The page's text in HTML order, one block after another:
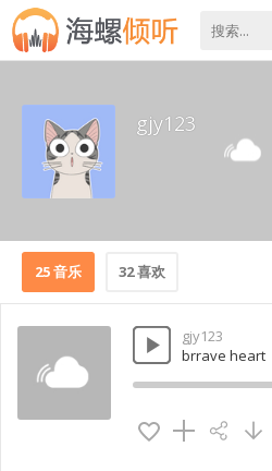
gjy123
25 音乐 32 喜欢
gjy123
brrave heart